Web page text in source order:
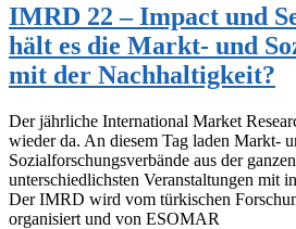
IMRD 22 – Impact und
hält es die Markt- und
mit der Nachhaltigkeit?
Der jährliche International Market
wieder da. An diesem Tag laden Markt-
Sozialforschungsverbände aus der
unterschiedlichsten Veranstaltungen mit
Der IMRD wird vom türkischen
organisiert und von ESOMAR